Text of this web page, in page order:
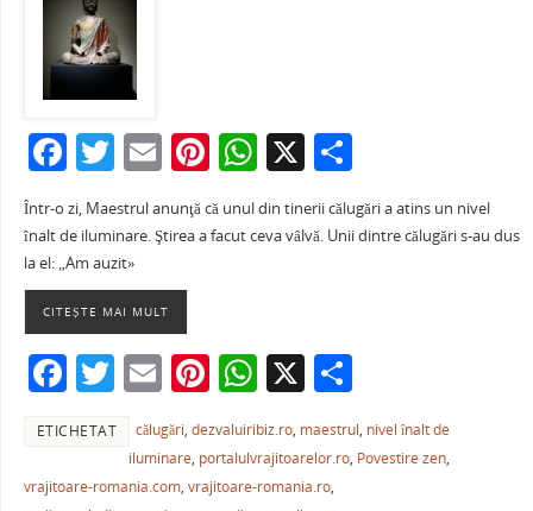
F
a
c
e
b
o
o
k
T
itt
er
E
m
ai
Pi
nt
er
W
h
at
p
p
X P
ar
ta
ză
Într-o zi, Maestrul anunţă că unul din tinerii călugări a atins un nivel
înalt de iluminare. Ştirea a facut ceva vâlvă. Unii dintre călugări s-au dus
la el: „Am auzit»
CITEȘTE MAI MULT
F
c
e
T
itt
er
E
m
ai
l
Pi
nt
er
e
W
h
at
s
X P
ar
ta
ETICHETAT călugări,dezvaluiribiz.ro, maestrul, nivel înalt de
iluminare, portalulvrajitoarelor.ro, Povestire zen,
vrajitoare-romania.com, vrajitoare-romania.ro,